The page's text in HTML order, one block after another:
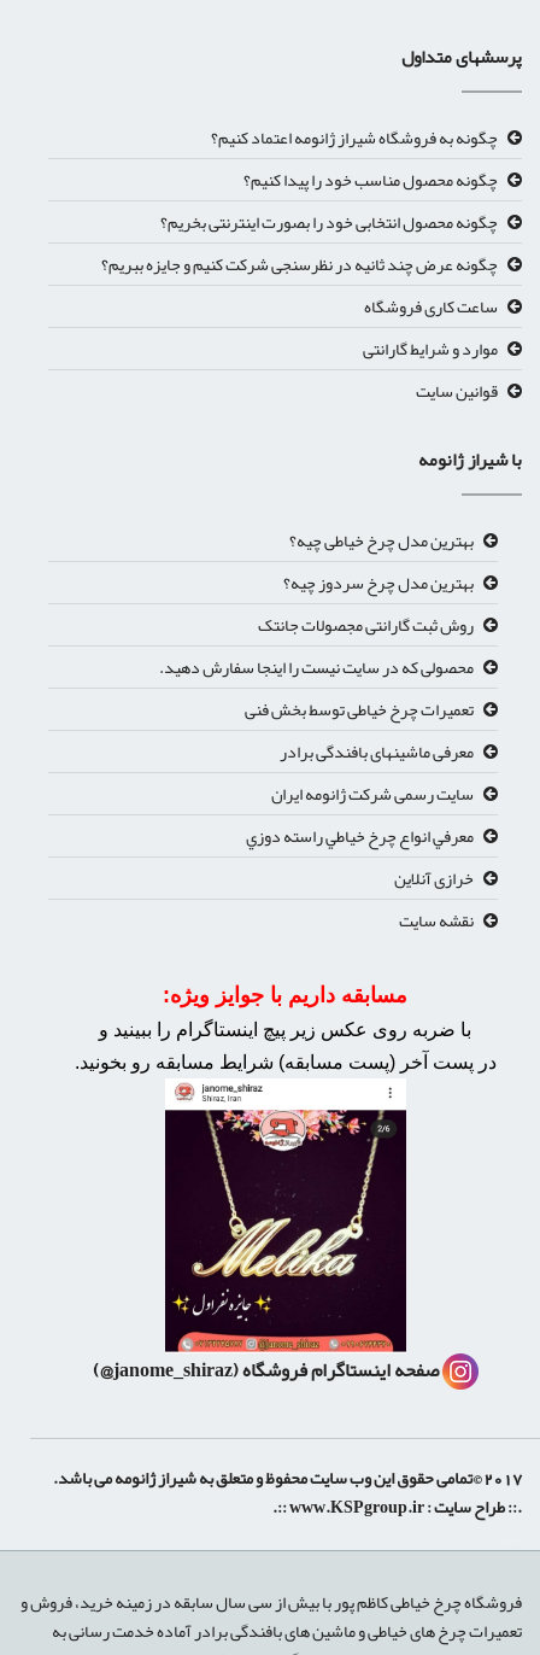
پرسشهای متداول
چگونه به فروشگاه شیراز ژانومه اعتماد کنیم؟
چگونه محصول مناسب خود را پیدا کنیم؟
چگونه محصول انتخابی خود را بصورت اینترنتی بخریم؟
چگونه عرض چند ثانیه در نظرسنجی شرکت کنیم و جایزه ببریم؟
ساعت کاری فروشگاه
موارد و شرایط گارانتی
قوانین سایت
با شیراز ژانومه
بهترین مدل چرخ خیاطی چیه؟
بهترین مدل چرخ سردوز چیه؟
روش ثبت گارانتی مجصولات جانتک
محصولی که در سایت نیست را اینجا سفارش دهید.
تعمیرات چرخ خیاطی توسط بخش فنی
معرفی ماشینهای بافندگی برادر
سایت رسمی شرکت ژانومه ایران
معرفي انواع چرخ خياطي راسته دوزي
خرازی آنلاین
نقشه سایت
مسابقه داریم با جوایز ویژه:
با ضربه روی عکس زیر پیچ اینستاگرام را ببینید و
در پست آخر (پست مسابقه) شرایط مسابقه رو بخونید.
صفحه اینستاگرام فروشگاه(janome_shiraz@)
2017 ©تمامی حقوق این وب سایت محفوظ و متعلق به شیراز ژانومه می باشد.
.:: طراح سایت :www.KSPgroup.ir
::.
فروشگاه چرخ خیاطی کاظم پور با بیش از سی سال سابقه در زمینه خرید، فروش و
تعمیرات چرخ های خیاطی و ماشین های بافندگی برادر آماده خدمت رسانی به